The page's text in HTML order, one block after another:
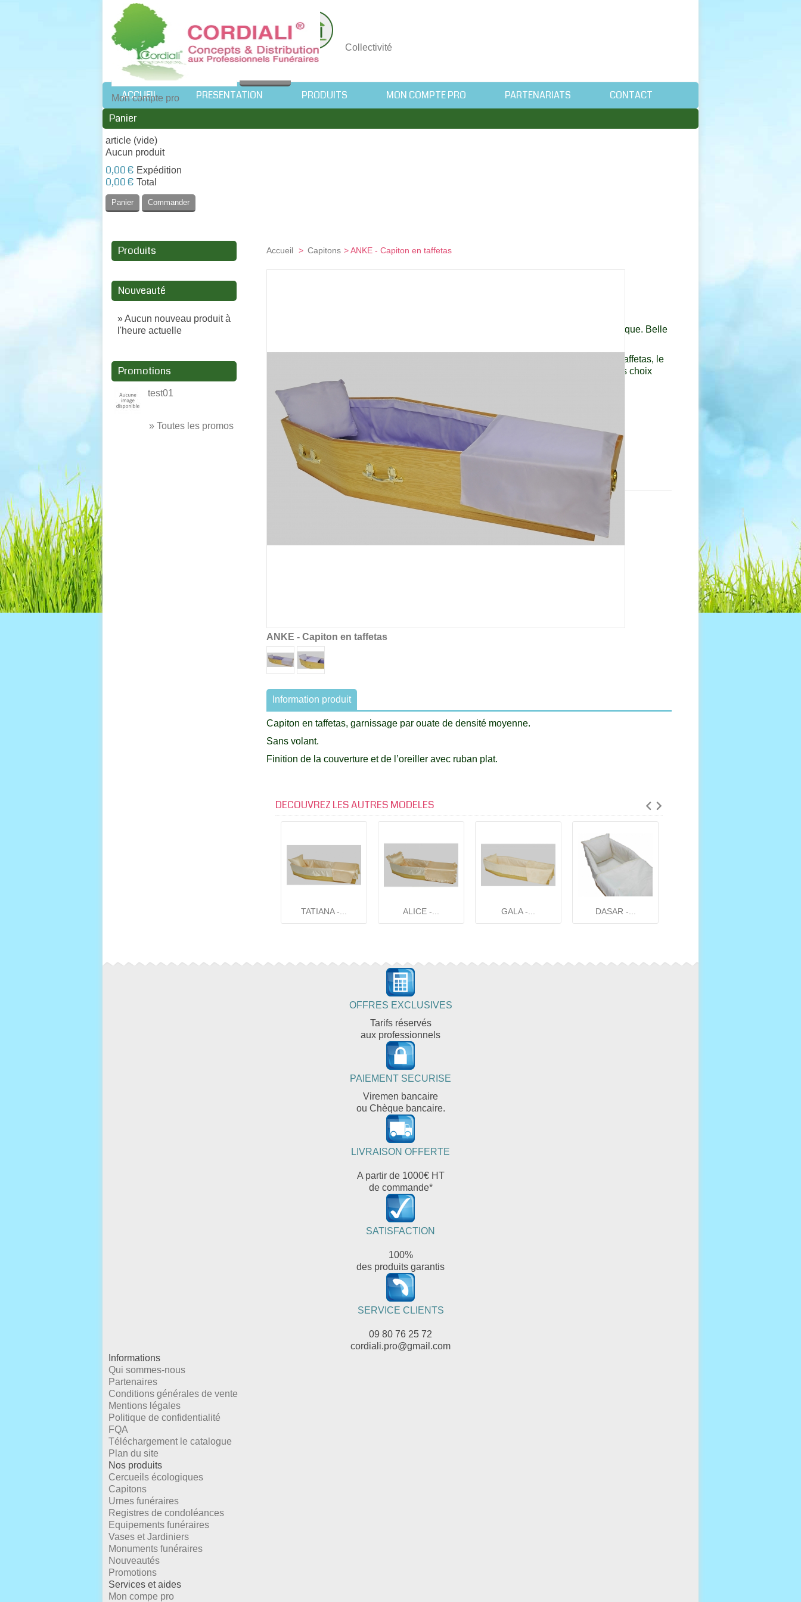
Vous êtes : Professionnel Collectivité
Mon compte pro
ACCUEIL PRESENTATION PRODUITS MON COMPTE PRO PARTENARIATS CONTACT
Panier
article (vide)
Aucun produit
0,00 € Expédition
0,00 € Total
Panier Commander
Accueil > Capitons >ANKE - Capiton en taffetas
ANKE - Capiton en taffetas
ANKE - Capiton en taffetas
Tout type de tissu, naturel ou synthétique. Belle
Une offre complète du tissus, tels le taffetas, le
satin, le coton, le lin et la soie par nos choix
un matelas ;
un tour de cercueil ;
Information produit
Capiton en taffetas, garnissage par ouate de densité moyenne.
Sans volant.
Finition de la couverture et de l’oreiller avec ruban plat.
DECOUVREZ LES AUTRES MODELES
TATIANA -... ALICE -... GALA -... DASAR -...
Produits
Nouveauté
» Aucun nouveau produit à
l'heure actuelle
Promotions
test01
» Toutes les promos
OFFRES EXCLUSIVES
Tarifs réservés
aux professionnels
PAIEMENT SECURISE
Viremen bancaire
ou Chèque bancaire.
LIVRAISON OFFERTE
A partir de 1000€ HT
de commande*
SATISFACTION
100%
des produits garantis
SERVICE CLIENTS
09 80 76 25 72
cordiali.pro@gmail.com
Informations
Qui sommes-nous
Partenaires
Conditions générales de vente
Mentions légales
Politique de confidentialité
FQA
Téléchargement le catalogue
Plan du site
Nos produits
Cercueils écologiques
Capitons
Urnes funéraires
Registres de condoléances
Equipements funéraires
Vases et Jardiniers
Monuments funéraires
Nouveautés
Promotions
Services et aides
Mon compe pro